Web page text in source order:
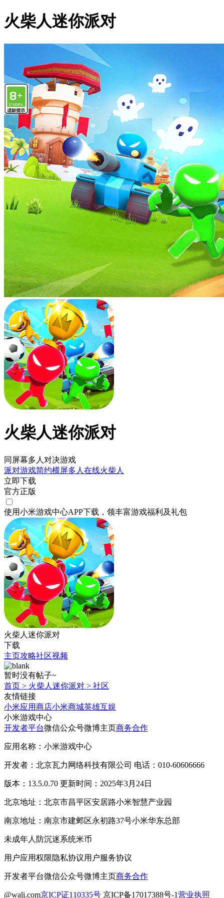
火柴人迷你派对
火柴人迷你派对
同屏幕多人对决游戏
派对游戏简约横屏多人在线火柴人
立即下载
官方正版
使用小米游戏中心APP下载 ，领丰富游戏福利 及礼包
火柴人迷你派对
下载
主页攻略社区视频
暂时没有帖子~
首页 > 火柴人迷你派对 > 社区
友情链接
小米应用商店小米商城英雄互娱
小米游戏中心
开发者平台微信公众号微博主页商务合作
应用名称：小米游戏中心
开发者：北京瓦力网络科技有限公司 电话：010-60606666
版本：13.5.0.70 更新时间：2025年3月24日
北京地址：北京市昌平区安居路小米智慧产业园
南京地址：南京市建邺区永初路37号小米华东总部
未成年人防沉迷系统米币
用户应用权限隐私协议用户服务协议
开发者平台微信公众号微博主页商务合作
@wali.com京ICP证110335号 京ICP备17017388号-1营业执照